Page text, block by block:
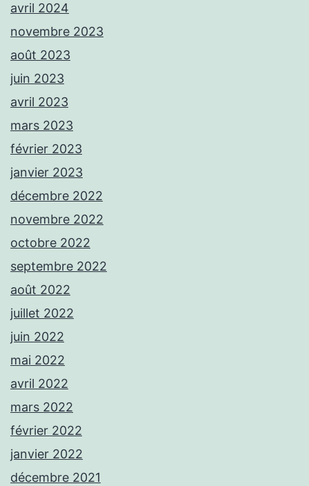
avril 2024
novembre 2023
août 2023
juin 2023
avril 2023
mars 2023
février 2023
janvier 2023
décembre 2022
novembre 2022
octobre 2022
septembre 2022
août 2022
juillet 2022
juin 2022
mai 2022
avril 2022
mars 2022
février 2022
janvier 2022
décembre 2021